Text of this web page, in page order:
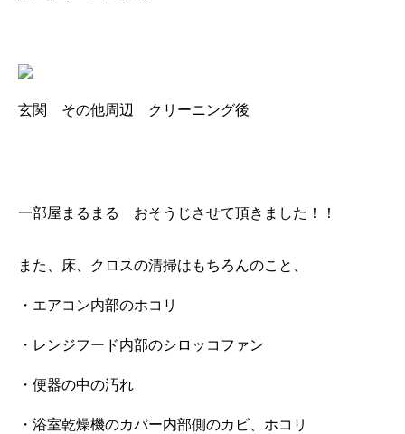
玄関 その他周辺 クリーニング後
一部屋まるまる おそうじさせて頂きました！！
また、床、クロスの清掃はもちろんのこと、
・エアコン内部のホコリ
・レンジフード内部のシロッコファン
・便器の中の汚れ
・浴室乾燥機のカバー内部側のカビ、ホコリ